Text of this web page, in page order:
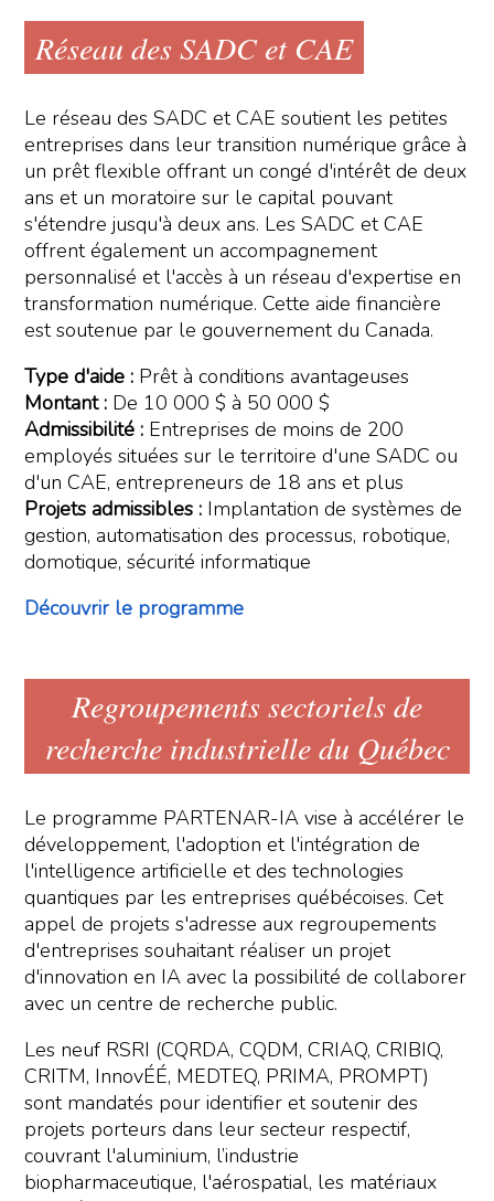
Réseau des SADC et CAE
Le réseau des SADC et CAE soutient les petites
entreprises dans leur transition numérique grâce à
un prêt flexible offrant un congé d'intérêt de deux
ans et un moratoire sur le capital pouvant
s'étendre jusqu'à deux ans. Les SADC et CAE
offrent également un accompagnement
personnalisé et l'accès à un réseau d'expertise en
transformation numérique. Cette aide financière
est soutenue par le gouvernement du Canada.
Type d'aide : Prêt à conditions avantageuses
Montant : De 10 000 $ à 50 000 $
Admissibilité : Entreprises de moins de 200
employés situées sur le territoire d'une SADC ou
d'un CAE, entrepreneurs de 18 ans et plus
Projets admissibles : Implantation de systèmes de
gestion, automatisation des processus, robotique,
domotique, sécurité informatique
Découvrir le programme
Regroupements sectoriels de
recherche industrielle du Québec
Le programme PARTENAR-IA vise à accélérer le
développement, l'adoption et l'intégration de
l'intelligence artificielle et des technologies
quantiques par les entreprises québécoises. Cet
appel de projets s'adresse aux regroupements
d'entreprises souhaitant réaliser un projet
d'innovation en IA avec la possibilité de collaborer
avec un centre de recherche public.
Les neuf RSRI (CQRDA, CQDM, CRIAQ, CRIBIQ,
CRITM, InnovÉÉ, MEDTEQ, PRIMA, PROMPT)
sont mandatés pour identifier et soutenir des
projets porteurs dans leur secteur respectif,
couvrant l'aluminium, l’industrie
biopharmaceutique, l'aérospatial, les matériaux